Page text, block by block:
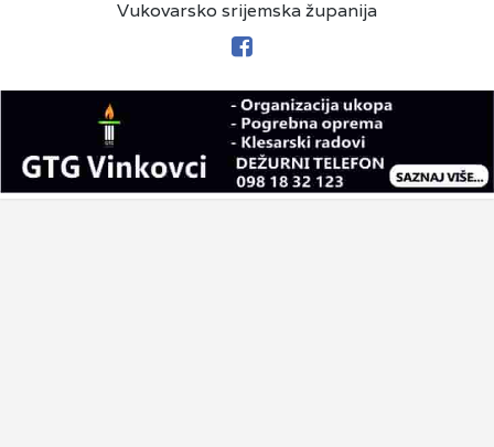
Vukovarsko srijemska županija